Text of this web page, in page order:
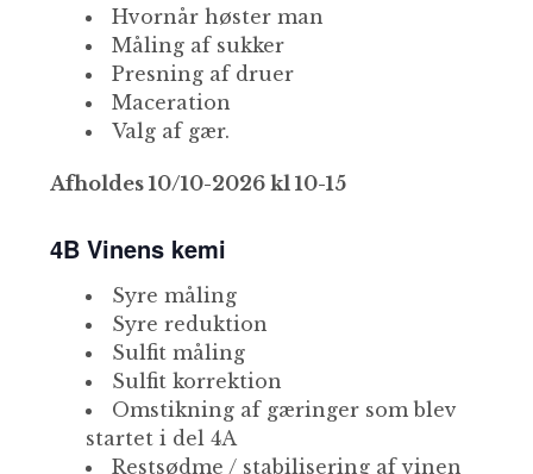
Hvornår høster man
Måling af sukker
Presning af druer
Maceration
Valg af gær.
Afholdes 10/10-2026 kl 10-15
4B Vinens kemi
Syre måling
Syre reduktion
Sulfit måling
Sulfit korrektion
Omstikning af gæringer som blev
startet i del 4A
Restsødme / stabilisering af vinen